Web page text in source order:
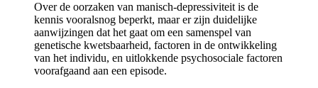
Over de oorzaken van manisch-depressiviteit is de
kennis vooralsnog beperkt, maar er zijn duidelijke
aanwijzingen dat het gaat om een samenspel van
genetische kwetsbaarheid, factoren in de ontwikkeling
van het individu, en uitlokkende psychosociale factoren
voorafgaand aan een episode.